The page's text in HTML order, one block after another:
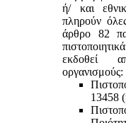
ή/ και
πληρούν
άρθρο 82
εκδοθεί
οργανισμούς:
13458